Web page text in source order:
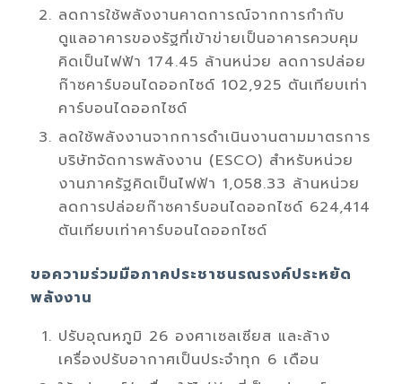
ลดการใช้พลังงานคาดการณ์จากการกำกับ
ดูแลอาคารของรัฐที่เข้าข่ายเป็นอาคารควบคุม
คิดเป็นไฟฟ้า 174.45 ล้านหน่วย ลดการปล่อย
ก๊าซคาร์บอนไดออกไซด์ 102,925 ตันเทียบเท่า
คาร์บอนไดออกไซด์
ลดใช้พลังงานจากการดำเนินงานตามมาตรการ
บริษัทจัดการพลังงาน (ESCO) สำหรับหน่วย
งานภาครัฐคิดเป็นไฟฟ้า 1,058.33 ล้านหน่วย
ลดการปล่อยก๊าซคาร์บอนไดออกไซด์ 624,414
ตันเทียบเท่าคาร์บอนไดออกไซด์
ขอความร่วมมือภาคประชาชนรณรงค์ประหยัด
พลังงาน
ปรับอุณหภูมิ 26 องศาเซลเซียส และล้าง
เครื่องปรับอากาศเป็นประจำทุก 6 เดือน